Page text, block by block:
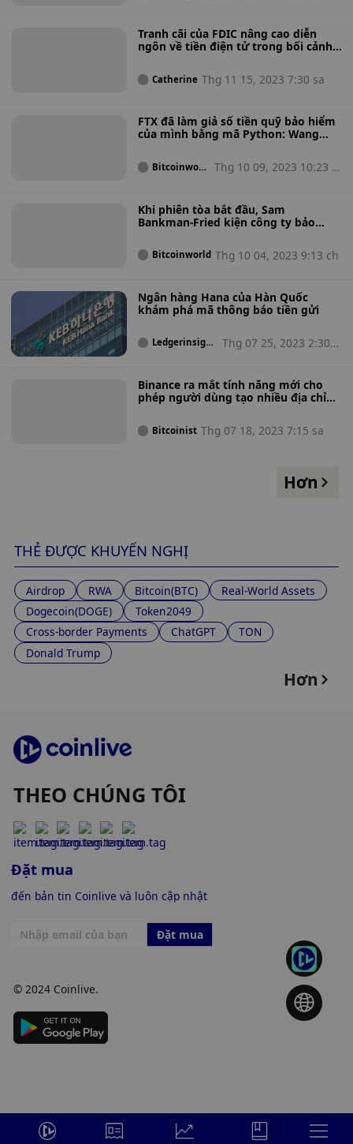
Tranh cãi của FDIC nâng cao diễn
ngôn về tiền điện tử trong bối cảnh
lạc bộ thoát y
Catherine Thg 11 15, 2023 7:30 sa
FTX đã làm giả số tiền quỹ bảo hiểm
của mình bằng mã Python: Wang
Bitcoinworl
Thg 10 09, 2023 10:23 c
Khi phiên tòa bắt đầu, Sam
Bankman-Fried kiện công ty bảo
Bitcoinworld Thg 10 04, 2023 9:13 ch
Ngân hàng Hana của Hàn Quốc
khám phá mã thông báo tiền gửi
Ledgerinsight
Thg 07 25, 2023 2:30 s
Binance ra mắt tính năng mới cho
phép người dùng tạo nhiều địa chỉ
Bitcoinist Thg 07 18, 2023 7:15 sa
Hơn
THẺ ĐƯỢC KHUYẾN NGHỊ
Airdrop RWA Bitcoin(BTC)
Real-World Assets
Dogecoin(DOGE)
Token2049
Cross-border Payments
ChatGPT
TON
Donald Trump
Hơn
THEO CHÚNG TÔI
Đặt mua
đến bản tin Coinlive và luôn cập nhật
Đặt mua
© 2024 Coinlive.